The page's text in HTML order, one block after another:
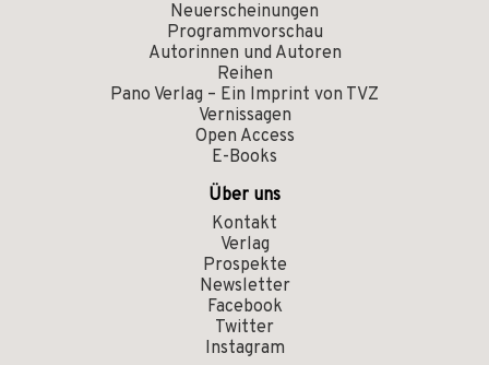
Neuerscheinungen
Programmvorschau
Autorinnen und Autoren
Reihen
Pano Verlag – Ein Imprint von TVZ
Vernissagen
Open Access
E-Books
Über uns
Kontakt
Verlag
Prospekte
Newsletter
Facebook
Twitter
Instagram